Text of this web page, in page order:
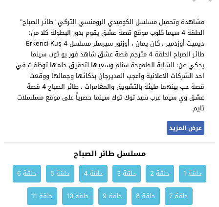
مشاهدة وتحميل مسلسل الكوميدي الرومنسي التركي "طائر الصباح"
الحلقة 4 سيما كلوب موقع قصة عشق يقوم بدور البطولة كلا من:
ديميت أوزدمير ، كان يمان ، أوزنور سيرسلر مسلسل Erkenci Kuş 4
طائر الصباح الحلقة 4 مترجم قصة عشق شاهد فور يو توب سينما
يحكي عن: الشابة الطموحة سنام وسعيها لتحقيق حلمها توظفت في
احد الشركات الاعلانية واعجب المديرجان بذكائها وجمالها ووقعت
قصة حب بينهما مليئة بالتشويق والمغامرات . طائر الصباح 4 قصة
عشق وي سيما عرب سيد توك توك سينما حصرياً على موقع مسلسلات
تايم.
عرض المزيد
مسلسل طائر الصباح
حلقة 1 حلقة 2 حلقة 3 حلقة 4 حلقة 5
حلقة 6
حلقة 7
حلقة 8 حلقة 9 حلقة 10
حلقة 11